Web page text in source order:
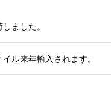
ました。
ル来年輸入されます。